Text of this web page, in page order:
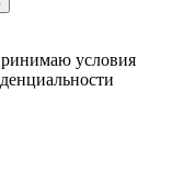
условия